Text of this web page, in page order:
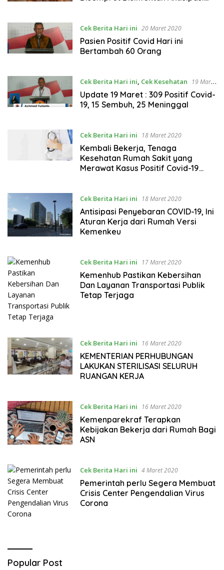
Cek Berita Hari ini 20 Maret 2020
Pasien Positif Covid Hari ini
Bertambah 60 Orang
Cek Berita Hari ini, Cek Kesehatan
19 Maret
2020
Update 19 Maret : 309 Positif Covid-
19, 15 Sembuh, 25 Meninggal
Cek Berita Hari ini 18 Maret 2020
Kembali Bekerja, Tenaga
Kesehatan Rumah Sakit yang
Merawat Kasus Positif Covid-19
Cek Berita Hari ini 18 Maret 2020
Antisipasi Penyebaran COVID-19, Ini
Aturan Kerja dari Rumah Versi
Kemenkeu
Cek Berita Hari ini 17 Maret 2020
Kemenhub Pastikan Kebersihan
Dan Layanan Transportasi Publik
Tetap Terjaga
Cek Berita Hari ini 16 Maret 2020
KEMENTERIAN PERHUBUNGAN
LAKUKAN STERILISASI SELURUH
RUANGAN KERJA
Cek Berita Hari ini 16 Maret 2020
Kemenparekraf Terapkan
Kebijakan Bekerja dari Rumah Bagi
ASN
Cek Berita Hari ini 4 Maret 2020
Pemerintah perlu Segera Membuat
Crisis Center Pengendalian Virus
Corona
Popular Post